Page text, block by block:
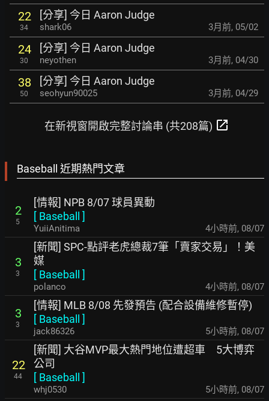
22
34
[分享] 今日 Aaron Judge
shark06 3月前, 05/02
24
30
[分享] 今日 Aaron Judge
neyothen 3月前, 04/30
38
50
[分享] 今日 Aaron Judge
seohyun90025 3月前, 04/29
在新視窗開啟完整討論串 (共208篇) open_in_new
Baseball 近期熱門文章
2
5
[情報] NPB 8/07 球員異動
[ Baseball ]
YuiiAnitima 4小時前, 08/07
3
3
[新聞] SPC-點評老虎總裁7筆「賣家交易」！美
媒
[ Baseball ]
polanco 4小時前, 08/07
3
3
[情報] MLB 8/08 先發預告 (配合設備維修暫停)
[ Baseball ]
jack86326 5小時前, 08/07
22
44
[新聞] 大谷MVP最大熱門地位遭超車 5大博弈
公司
[ Baseball ]
whj0530 5小時前, 08/07